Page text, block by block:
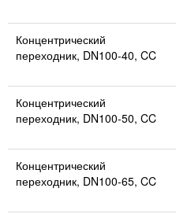
Концентрический
переходник, DN100-40, CC
Концентрический
переходник, DN100-50, CC
Концентрический
переходник, DN100-65, CC